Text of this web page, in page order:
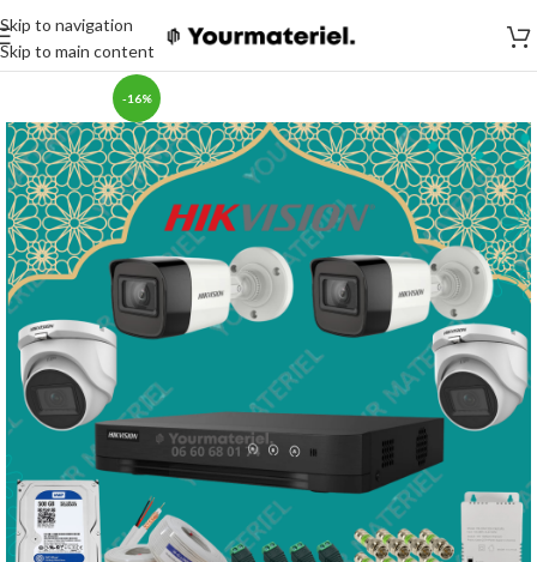
Skip to navigation
Skip to main content
-16%